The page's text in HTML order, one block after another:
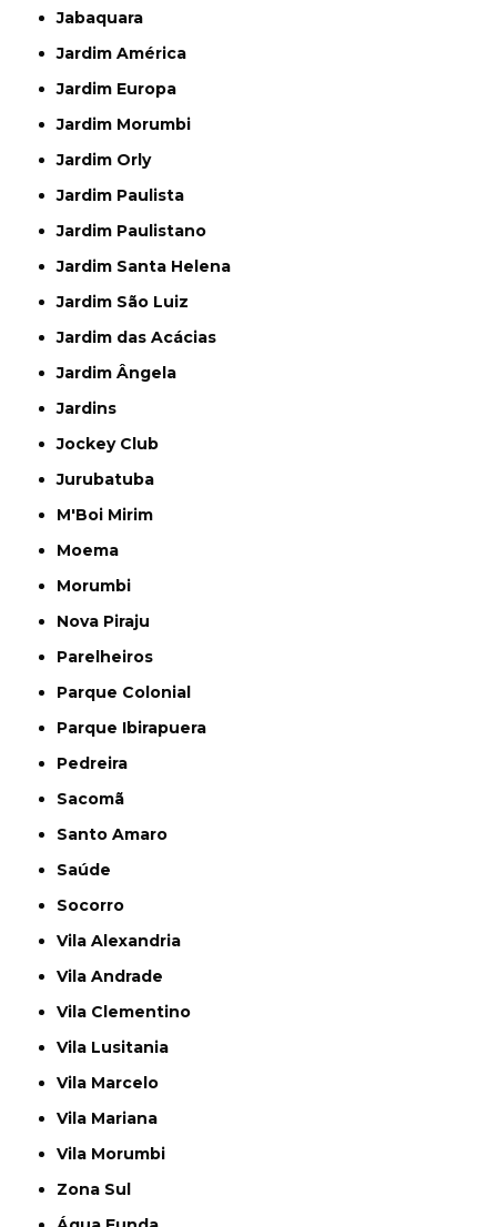
Jabaquara
Jardim América
Jardim Europa
Jardim Morumbi
Jardim Orly
Jardim Paulista
Jardim Paulistano
Jardim Santa Helena
Jardim São Luiz
Jardim das Acácias
Jardim Ângela
Jardins
Jockey Club
Jurubatuba
M'Boi Mirim
Moema
Morumbi
Nova Piraju
Parelheiros
Parque Colonial
Parque Ibirapuera
Pedreira
Sacomã
Santo Amaro
Saúde
Socorro
Vila Alexandria
Vila Andrade
Vila Clementino
Vila Lusitania
Vila Marcelo
Vila Mariana
Vila Morumbi
Zona Sul